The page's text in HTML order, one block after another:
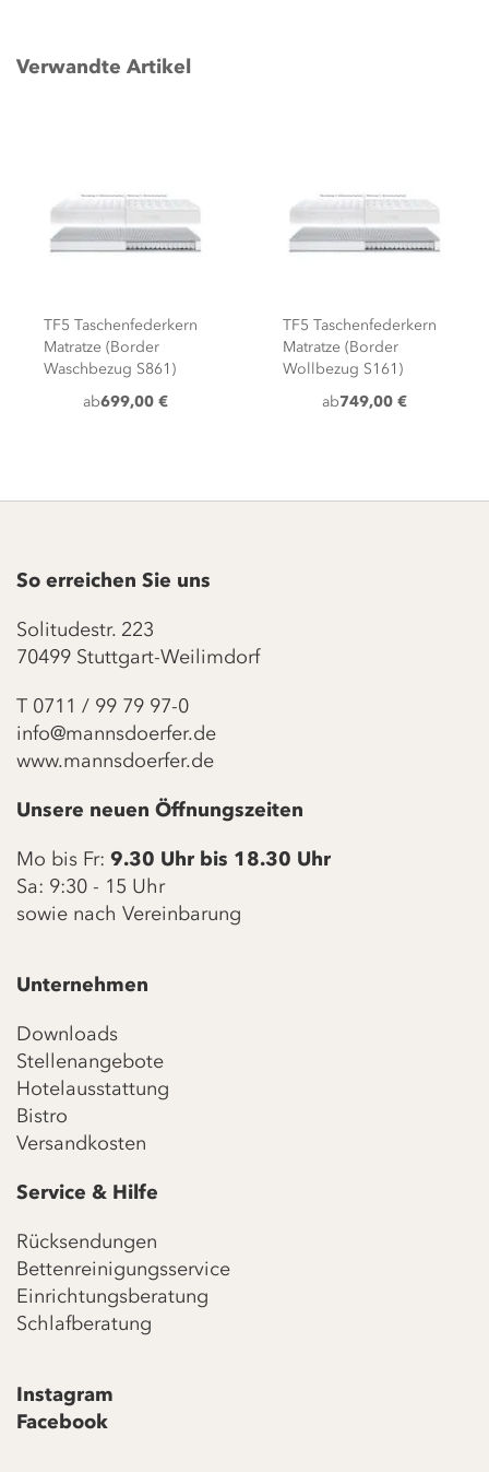
Verwandte Artikel
TF5 Taschenfederkern
Matratze (Border
Waschbezug S861)
ab699,00 €
TF5 Taschenfederkern
Matratze (Border
Wollbezug S161)
ab749,00 €
So erreichen Sie uns
Solitudestr. 223
70499 Stuttgart-Weilimdorf
T 0711 / 99 79 97-0
info@mannsdoerfer.de
www.mannsdoerfer.de
Unsere neuen Öffnungszeiten
Mo bis Fr: 9.30 Uhr bis 18.30 Uhr
Sa: 9:30 - 15 Uhr
sowie nach Vereinbarung
Unternehmen
Downloads
Stellenangebote
Hotelausstattung
Bistro
Versandkosten
Service & Hilfe
Rücksendungen
Bettenreinigungsservice
Einrichtungsberatung
Schlafberatung
Instagram
Facebook